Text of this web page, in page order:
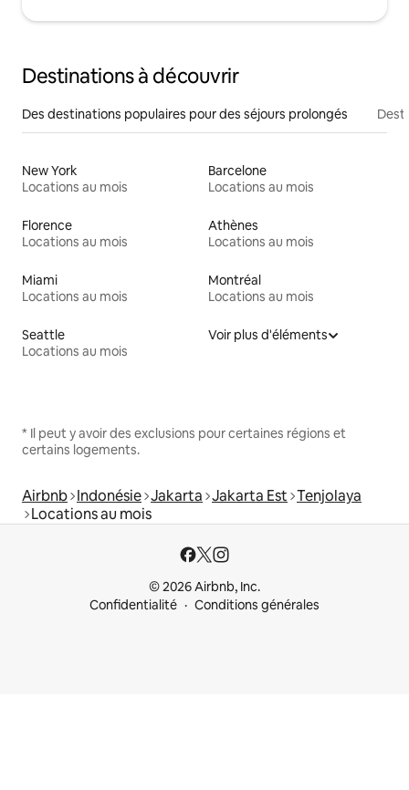
Destinations à découvrir
Des destinations populaires pour des séjours prolongés
New York
Locations au mois
Barcelone
Locations au mois
Florence
Locations au mois
Athènes
Locations au mois
Miami
Locations au mois
Montréal
Locations au mois
Seattle
Locations au mois
Voir plus d'éléments
* Il peut y avoir des exclusions pour certaines régions et
certains logements.
Airbnb Indonésie Jakarta Jakarta Est Tenjolaya
Locations au mois
© 2026 Airbnb, Inc.
Confidentialité
Conditions générales